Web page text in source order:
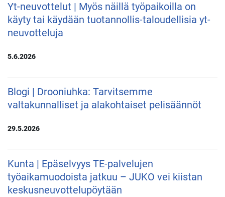
Yt-neuvottelut | Myös näillä työpaikoilla on
käyty tai käydään tuotannollis-taloudellisia yt-
neuvotteluja
5.6.2026
Blogi | Drooniuhka: Tarvitsemme
valtakunnalliset ja alakohtaiset pelisäännöt
29.5.2026
Kunta | Epäselvyys TE-palvelujen
työaikamuodoista jatkuu – JUKO vei kiistan
keskusneuvottelupöytään